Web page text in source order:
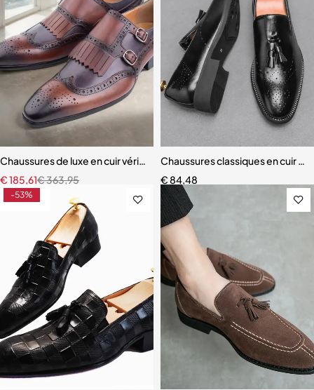
Chaussures de luxe en cuir véritable à lacets pour hommes
€363,95
€185,61
Chaussures classiques en cuir à
€ 84,48
-53%